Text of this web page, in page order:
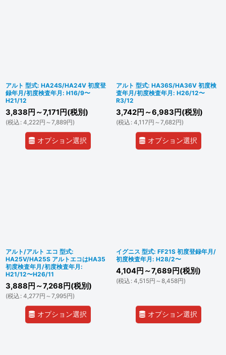
アルト 型式: HA24S/HA24V 初度登
録年月/初度検査年月: H16/9〜
H21/12
3,838 円 ～7,171 円(税別)
(税込 : 4,222円 ～7,889円)
オプション選択
アルト 型式: HA36S/HA36V 初度検
査年月/初度検査年月: H26/12〜
R3/12
3,742円 ～6,983 円(税別)
(税込 : 4,117円 ～7,682円)
オプション選択
アルト/アルト エコ 型式:
HA25V/HA25S アルトエコはHA35
初度検査年月/初度検査年月:
H21/12〜H26/11
3,888 円 ～7,268 円(税別)
(税込 : 4,277円 ～7,995円)
オプション選択
イグニス 型式: FF21S 初度登録年月/
初度検査年月: H28/2〜
4,104円 ～7,689 円(税別)
(税込 : 4,515円 ～8,458円)
オプション選択